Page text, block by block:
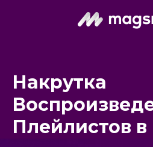
Накрутка
Плейлистов